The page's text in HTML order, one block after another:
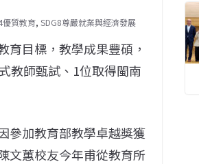
優質教育, SDG8尊嚴就業與經濟發展
育目標，教學成果豐碩，
教師甄試、1位取得閩南
參加教育部教學卓越獎獲
文蕙校友今年甫從教育所